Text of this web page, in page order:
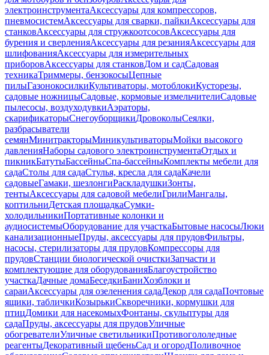
электроинструментаАксессуары для компрессоров,
пневмосистемАксессуары для сварки, пайкиАксессуары для
станковАксессуары для стружкоотсосовАксессуары для
бурения и сверленияАксессуары для резанияАксессуары для
шлифованияАксессуары для измерительных
приборовАксессуары для станковДом и садСадовая
техникаТриммеры, бензокосыЦепные
пилыГазонокосилкиКультиваторы, мотоблокиКусторезы,
садовые ножницыСадовые, кормовые измельчителиСадовые
пылесосы, воздуходувкиАэраторы,
скарификаторыСнегоуборщикиДровоколыСеялки,
разбрасыватели
семянМинитракторыМиникультиваторыМойки высокого
давленияНаборы садового электроинструментаОтдых и
пикникБатутыБассейныСпа-бассейныКомплекты мебели для
садаСтолы для садаСтулья, кресла для садаКачели
садовыеГамаки, шезлонгиРаскладушкиЗонты,
тентыАксессуары для садовой мебелиГрилиМангалы,
коптильниДетская площадкаСумки-
холодильникиПортативные колонки и
аудиосистемыОборудование для участкаБытовые насосыЛюки
канализационныеПруды, аксессуары для прудовФильтры,
насосы, стерилизаторы для прудовКомпрессоры для
прудовСтанции биологической очисткиЗапчасти и
комплектующие для оборудованияБлагоустройство
участкаДачные домаБеседкиБаниХозблоки и
сараиАксессуары для озеленения садаДекор для садаПочтовые
ящики, табличкиКозырькиСкворечники, кормушки для
птицДомики для насекомыхФонтаны, скульптуры для
садаПруды, аксессуары для прудовУличные
обогревателиУличные светильникиПротивогололедные
реагентыДекоративный щебеньСад и огородПоливочное